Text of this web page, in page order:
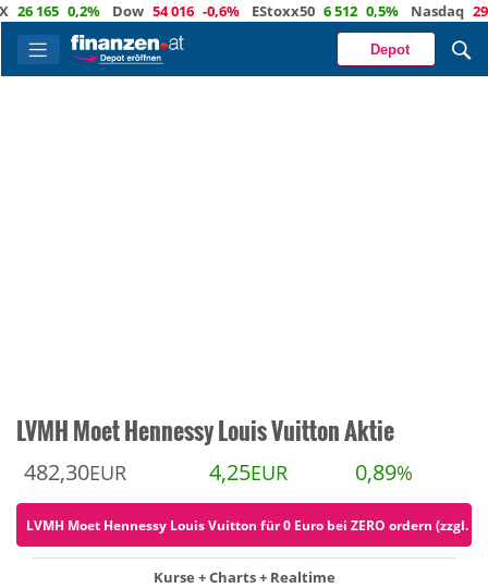
165 0,2% Dow 54 016 -0,6% EStoxx50 6 512 0,5% Nasdaq 29
Depot
LVMH Moet Hennessy Louis Vuitton Aktie
482,30EUR 4,25EUR 0,89%
LVMH Moet Hennessy Louis Vuitton für 0 Euro bei ZERO ordern (zzgl.
Kurse + Charts + Realtime